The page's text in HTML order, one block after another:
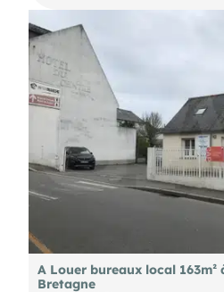
A Louer bureaux local 163m²
Bretagne